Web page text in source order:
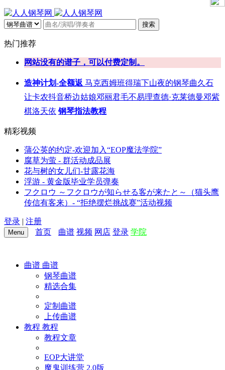
搜索
热门推荐
网站没有的谱子，可以付费定制。
造神计划-全额返 马克西姆班得瑞下山夜的钢琴曲久石
让卡农抖音桥边姑娘邓丽君毛不易理查德·克莱德曼邓紫
棋洛天依 钢琴指法教程
精彩视频
蒲公英的约定-欢迎加入“EOP魔法学院”
腐草为萤 - 群活动成品展
花与树的女儿们-甘露花海
浮游 - 黄金版毕业学员弹奏
フクロウ ～フクロウが知らせる客が来たと～（猫头鹰
传信有客来）- “拒绝摆烂挑战赛”活动视频
登录 | 注册
Menu 首页 曲谱 视频 网店 登录 学院
曲谱 曲谱
钢琴曲谱
精选合集
定制曲谱
上传曲谱
教程 教程
教程文章
EOP大讲堂
魔鬼训练营 2.0版